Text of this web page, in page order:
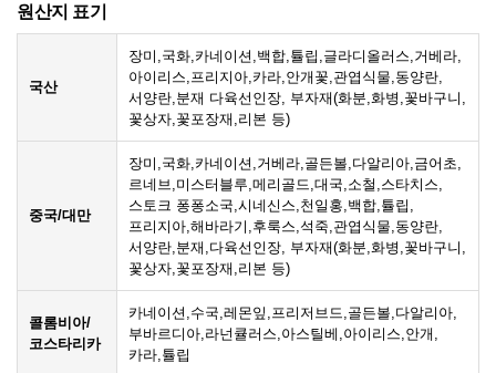
원산지 표기
국산
장미,국화,카네이션,백합,튤립,글라디올러스,거베라,
아이리스,프리지아,카라,안개꽃,관엽식물,동양란,
서양란,분재 다육선인장, 부자재(화분,화병,꽃바구니,
꽃상자,꽃포장재,리본 등)
중국/대만
장미,국화,카네이션,거베라,골든볼,다알리아,금어초,
르네브,미스터블루,메리골드,대국,소철,스타치스,
스토크 퐁퐁소국,시네신스,천일홍,백합,튤립,
프리지아,해바라기,후룩스,석죽,관엽식물,동양란,
서양란,분재,다육선인장, 부자재(화분,화병,꽃바구니,
꽃상자,꽃포장재,리본 등)
콜롬비아/
코스타리카
카네이션,수국,레몬잎,프리저브드,골든볼,다알리아,
부바르디아,라넌큘러스,아스틸베,아이리스,안개,
카라,튤립